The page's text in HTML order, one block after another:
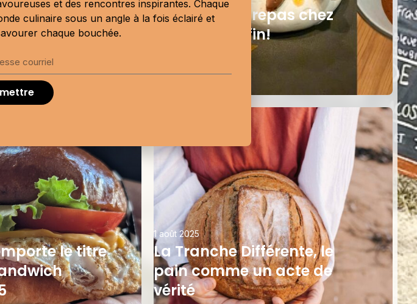
cabane à
Mon premier repas chez
Sabayon, enfin!
le titre
1 août 2025
La Tranche Différente, le
pain comme un acte de
vérité
et des rencontres inspirantes. Chaque
culinaire sous un angle à la fois éclairé et
chaque bouchée.